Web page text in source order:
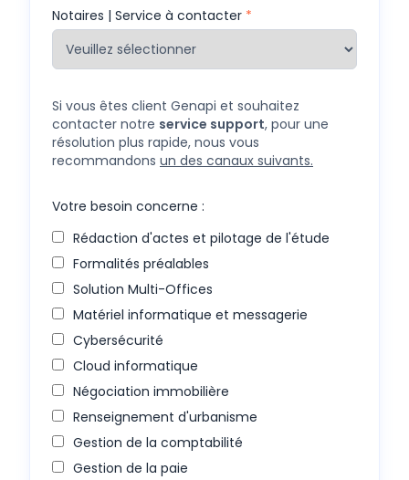
Notaires | Service à contacter *
Si vous êtes client Genapi et souhaitez
contacter notre service support, pour une
résolution plus rapide, nous vous
recommandons un des canaux suivants.
Votre besoin concerne :
Rédaction d'actes et pilotage de l'étude
Formalités préalables
Solution Multi-Offices
Matériel informatique et messagerie
Cybersécurité
Cloud informatique
Négociation immobilière
Renseignement d'urbanisme
Gestion de la comptabilité
Gestion de la paie